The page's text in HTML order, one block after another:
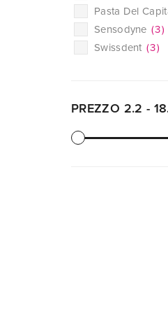
Pasta Del
Sensodyne (3)
Swissdent (3)
PREZZO 2.2 -